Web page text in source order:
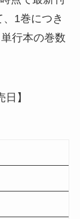
1巻につき
行本の巻数
】